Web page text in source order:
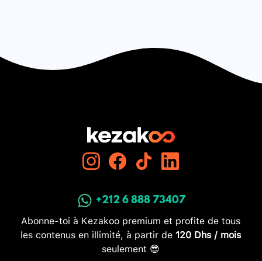
+212 6 888 73407
Abonne-toi à Kezakoo premium et profite de tous
les contenus en illimité, à partir de 120 Dhs / mois
seulement 😎